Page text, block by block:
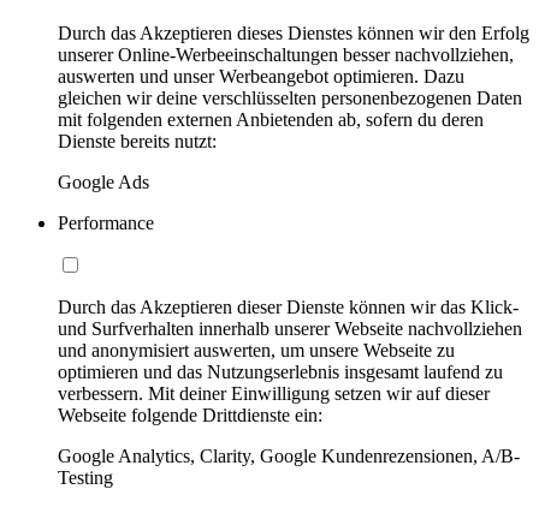
Durch das Akzeptieren dieses Dienstes können wir den Erfolg
unserer Online-Werbeeinschaltungen besser nachvollziehen,
auswerten und unser Werbeangebot optimieren. Dazu
gleichen wir deine verschlüsselten personenbezogenen Daten
mit folgenden externen Anbietenden ab, sofern du deren
Dienste bereits nutzt:
Google Ads
Performance
Durch das Akzeptieren dieser Dienste können wir das Klick-
und Surfverhalten innerhalb unserer Webseite nachvollziehen
und anonymisiert auswerten, um unsere Webseite zu
optimieren und das Nutzungserlebnis insgesamt laufend zu
verbessern. Mit deiner Einwilligung setzen wir auf dieser
Webseite folgende Drittdienste ein:
Google Analytics, Clarity, Google Kundenrezensionen, A/B-
Testing